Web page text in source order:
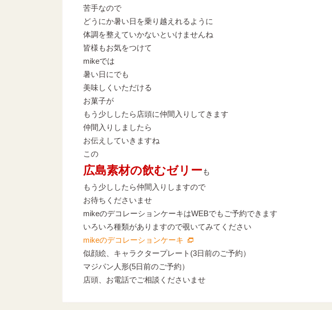
苦手なので
どうにか暑い日を乗り越えれるように
体調を整えていかないといけませんね
皆様もお気をつけて
mikeでは
暑い日にでも
美味しくいただける
お菓子が
もう少ししたら店頭に仲間入りしてきます
仲間入りしましたら
お伝えしていきますね
この
広島素材の飲むゼリー も
もう少ししたら仲間入りしますので
お待ちくださいませ
mikeのデコレーションケーキはWEBでもご予約できます
いろいろ種類がありますので覗いてみてください
mikeのデコレーションケーキ
似顔絵、キャラクタープレート(3日前のご予約）
マジパン人形(5日前のご予約）
店頭、お電話でご相談くださいませ